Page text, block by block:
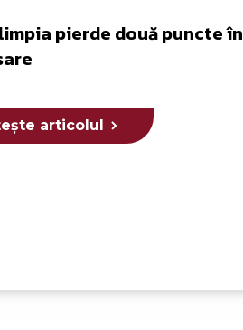
pierde două puncte în
articolul